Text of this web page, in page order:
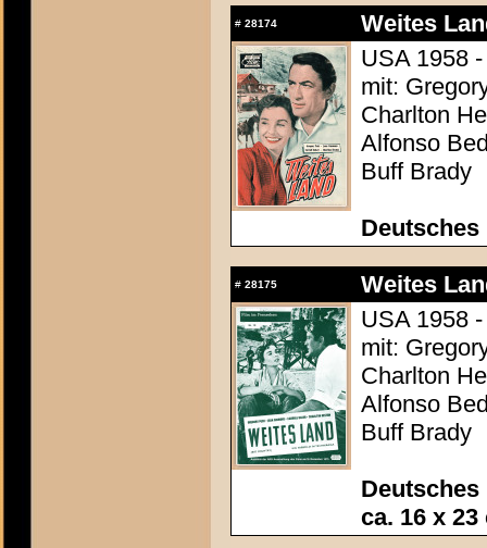
# 28174
Weites
USA 1958
mit:
Charlton
Alfonso
Buff Brady
# 28175
Weites
USA 1958
mit:
Charlton
Alfonso
Buff Brady
ca. 16 x 23